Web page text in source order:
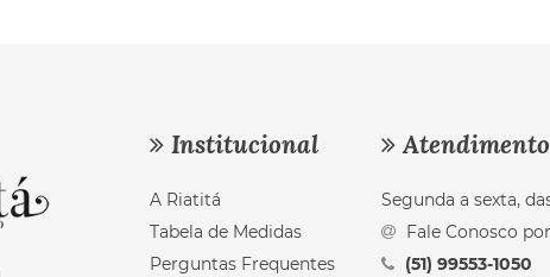
Institucional
A Riatitá
Tabela de Medidas
Perguntas Frequentes
Atendimento
Segunda a sexta,
Fale Conosco
(51) 99553-1050